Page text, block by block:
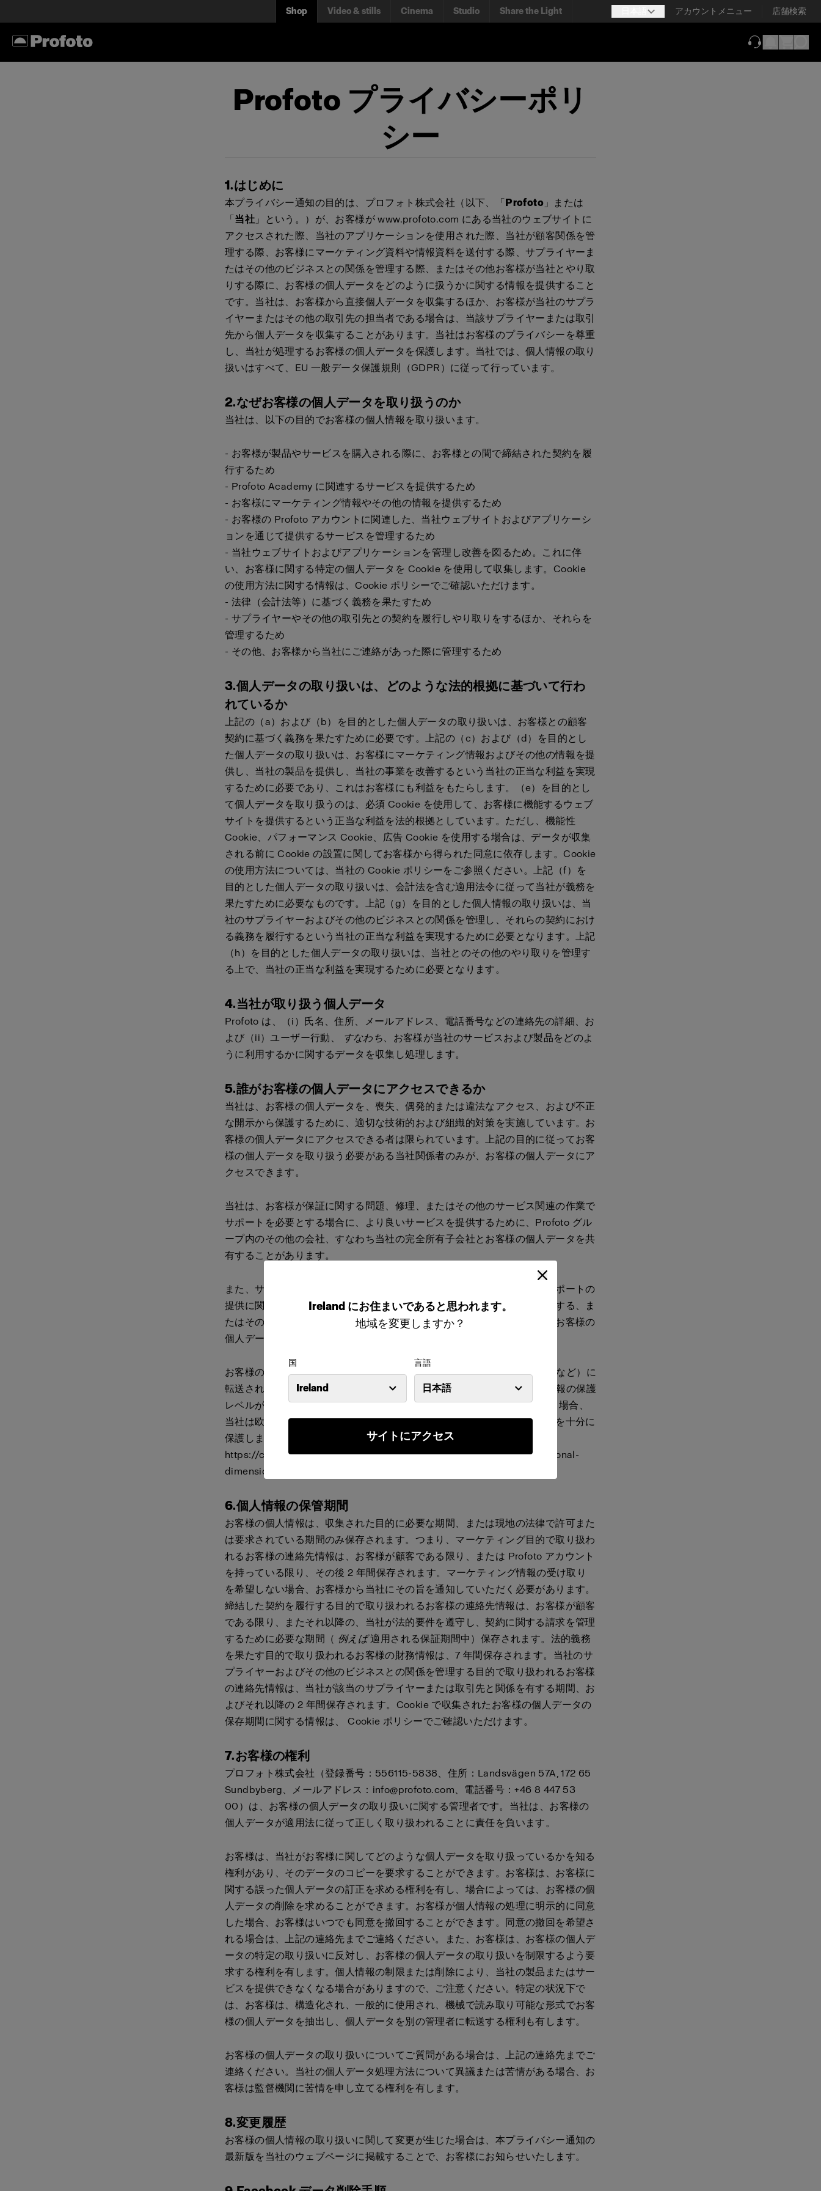
Ireland にお住まいであると思われます。
地域を変更しますか？
国
Ireland
言語
日本語
サイトにアクセス
Shop Video & stills Cinema Studio Share the Light アカウントメニュー 店舗検索
Profoto プライバシーポリ
シー
1.はじめに
本プライバシー通知の目的は、プロフォト株式会社（以下、「Profoto 」または
「当社 」という。）が、お客様が www.profoto.com にある当社のウェブサイトに
アクセスされた際、当社のアプリケーションを使用された際、当社が顧客関係を管
理する際、お客様にマーケティング資料や情報資料を送付する際、サプライヤーま
たはその他のビジネスとの関係を管理する際、またはその他お客様が当社とやり取
りする際に、お客様の個人データをどのように扱うかに関する情報を提供すること
です。当社は、お客様から直接個人データを収集するほか、お客様が当社のサプラ
イヤーまたはその他の取引先の担当者である場合は、当該サプライヤーまたは取引
先から個人データを収集することがあります。当社はお客様のプライバシーを尊重
し、当社が処理するお客様の個人データを保護します。当社では、個人情報の取り
扱いはすべて、EU 一般データ保護規則（GDPR）に従って行っています。
2.なぜお客様の個人データを取り扱うのか
当社は、以下の目的でお客様の個人情報を取り扱います。
- お客様が製品やサービスを購入される際に、お客様との間で締結された契約を履
行するため
- Profoto Academy に関連するサービスを提供するため
- お客様にマーケティング情報やその他の情報を提供するため
- お客様の Profoto アカウントに関連した、当社ウェブサイトおよびアプリケーシ
ョンを通じて提供するサービスを管理するため
- 当社ウェブサイトおよびアプリケーションを管理し改善を図るため。これに伴
い、お客様に関する特定の個人データを Cookie を使用して収集します。Cookie
の使用方法に関する情報は、Cookie ポリシーでご確認いただけます。
- 法律（会計法等）に基づく義務を果たすため
- サプライヤーやその他の取引先との契約を履行しやり取りをするほか、それらを
管理するため
- その他、お客様から当社にご連絡があった際に管理するため
3.個人データの取り扱いは、どのような法的根拠に基づいて行わ
れているか
上記の（a）および（b）を目的とした個人データの取り扱いは、お客様との顧客
契約に基づく義務を果たすために必要です。上記の（c）および（d）を目的とし
た個人データの取り扱いは、お客様にマーケティング情報およびその他の情報を提
供し、当社の製品を提供し、当社の事業を改善するという当社の正当な利益を実現
するために必要であり、これはお客様にも利益をもたらします。（e）を目的とし
て個人データを取り扱うのは、必須 Cookie を使用して、お客様に機能するウェブ
サイトを提供するという正当な利益を法的根拠としています。ただし、機能性
Cookie、パフォーマンス Cookie、広告 Cookie を使用する場合は、データが収集
される前に Cookie の設置に関してお客様から得られた同意に依存します。Cookie
の使用方法については、当社の Cookie ポリシーをご参照ください。上記（f）を
目的とした個人データの取り扱いは、会計法を含む適用法令に従って当社が義務を
果たすために必要なものです。上記（g）を目的とした個人情報の取り扱いは、当
社のサプライヤーおよびその他のビジネスとの関係を管理し、それらの契約におけ
る義務を履行するという当社の正当な利益を実現するために必要となります。上記
（h）を目的とした個人データの取り扱いは、当社とのその他のやり取りを管理す
る上で、当社の正当な利益を実現するために必要となります。
4.当社が取り扱う個人データ
Profoto は、（i）氏名、住所、メールアドレス、電話番号などの連絡先の詳細、お
よび（ii）ユーザー行動、
すなわち、お客様が当社のサービスおよび製品をどのよ
うに利用するかに関するデータを収集し処理します。
5.誰がお客様の個人データにアクセスできるか
当社は、お客様の個人データを、喪失、偶発的または違法なアクセス、および不正
な開示から保護するために、適切な技術的および組織的対策を実施しています。お
客様の個人データにアクセスできる者は限られています。上記の目的に従ってお客
様の個人データを取り扱う必要がある当社関係者のみが、お客様の個人データにア
クセスできます。
当社は、お客様が保証に関する問題、修理、またはその他のサービス関連の作業で
サポートを必要とする場合に、より良いサービスを提供するために、Profoto グル
ープ内のその他の会社、すなわち当社の完全所有子会社とお客様の個人データを共
有することがあります。
また、サービスステーションやサービスセンターのような、お客様へのサポートの
提供に関連するサービスパートナーなど、当社に代わってサービスを提供する、ま
たはその他の方法で当社と協力関係にあるサプライヤーやパートナーともお客様の
個人データを共有する場合があります。
お客様の個人情報は、EU/EEA 域外の国（アメリカ合衆国、カナダ、日本など）に
転送される場合があります。これらの国では、EU/EEA 域内よりも個人情報の保護
レベルが低い場合があります。個人データを EU/EEA 域外の国に転送する場合、
当社は欧州委員会が承認した標準契約条項を使用し、お客様の個人データを十分に
保護します。標準契約条項は次のリンクからご覧いただけます。
https://commission.europa.eu/law/law-topic/data-protection/international-
dimension-data-protection/standard-contractual-clauses-scc_en
6.個人情報の保管期間
お客様の個人情報は、収集された目的に必要な期間、または現地の法律で許可また
は要求されている期間のみ保存されます。つまり、マーケティング目的で取り扱わ
れるお客様の連絡先情報は、お客様が顧客である限り、または Profoto アカウント
を持っている限り、その後 2 年間保存されます。マーケティング情報の受け取り
を希望しない場合、お客様から当社にその旨を通知していただく必要があります。
締結した契約を履行する目的で取り扱われるお客様の連絡先情報は、お客様が顧客
である限り、またそれ以降の、当社が法的要件を遵守し、契約に関する請求を管理
するために必要な期間（ 例えば適用される保証期間中）保存されます。法的義務
を果たす目的で取り扱われるお客様の財務情報は、7 年間保存されます。当社のサ
プライヤーおよびその他のビジネスとの関係を管理する目的で取り扱われるお客様
の連絡先情報は、当社が該当のサプライヤーまたは取引先と関係を有する期間、お
よびそれ以降の 2 年間保存されます。Cookie で収集されたお客様の個人データの
保存期間に関する情報は、Cookie ポリシーでご確認いただけます。
7.お客様の権利
プロフォト株式会社（登録番号：556115-5838、住所：Landsvägen 57A, 172 65
Sundbyberg、メールアドレス：info@profoto.com、電話番号：+46 8 447 53
00）は、お客様の個人データの取り扱いに関する管理者です。当社は、お客様の
個人データが適用法に従って正しく取り扱われることに責任を負います。
お客様は、当社がお客様に関してどのような個人データを取り扱っているかを知る
権利があり、そのデータのコピーを要求することができます。お客様は、お客様に
関する誤った個人データの訂正を求める権利を有し、場合によっては、お客様の個
人データの削除を求めることができます。お客様が個人情報の処理に明示的に同意
した場合、お客様はいつでも同意を撤回することができます。同意の撤回を希望さ
れる場合は、上記の連絡先までご連絡ください。また、お客様は、お客様の個人デ
ータの特定の取り扱いに反対し、お客様の個人データの取り扱いを制限するよう要
求する権利を有します。個人情報の制限または削除により、当社の製品またはサー
ビスを提供できなくなる場合がありますので、ご注意ください。特定の状況下で
は、お客様は、構造化され、一般的に使用され、機械で読み取り可能な形式でお客
様の個人データを抽出し、個人データを別の管理者に転送する権利も有します。
お客様の個人データの取り扱いについてご質問がある場合は、上記の連絡先までご
連絡ください。当社の個人データ処理方法について異議または苦情がある場合、お
客様は監督機関に苦情を申し立てる権利を有します。
8.変更履歴
お客様の個人情報の取り扱いに関して変更が生じた場合は、本プライバシー通知の
最新版を当社のウェブページに掲載することで、お客様にお知らせいたします。